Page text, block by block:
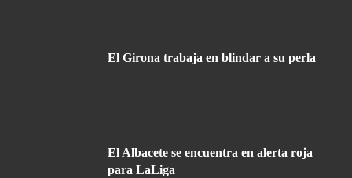
El Girona trabaja en blindar a su perla
El Albacete se encuentra en alerta roja
para LaLiga